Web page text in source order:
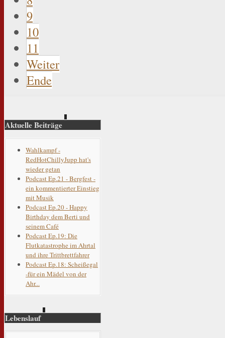
9
10
11
Weiter
Ende
Aktuelle Beiträge
Wahlkampf -
RedHotChillyJupp hat's
wieder getan
Podcast Ep.21 - Bergfest -
ein kommentierter Einstieg
mit Musik
Podcast Ep.20 - Happy
Birthday dem Berti und
seinem Café
Podcast Ep.19: Die
Flutkatastrophe im Ahrtal
und ihre Trittbrettfahrer
Podcast Ep.18: Scheißegal
-für ein Mädel von der
Ahr...
Lebenslauf